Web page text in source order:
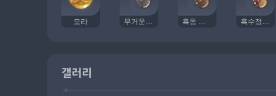
모라 무거운 나팔 흑동 나팔 흑수정 나팔
갤러리